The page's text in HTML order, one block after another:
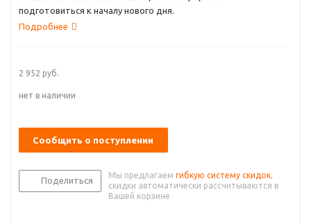
подготовиться к началу нового дня.
Подробнее
2 952 руб.
нет в наличии
Сообщить о поступлении
Поделиться
Мы предлагаем гибкую систему скидок,
скидки автоматически рассчитываются в
Вашей корзине